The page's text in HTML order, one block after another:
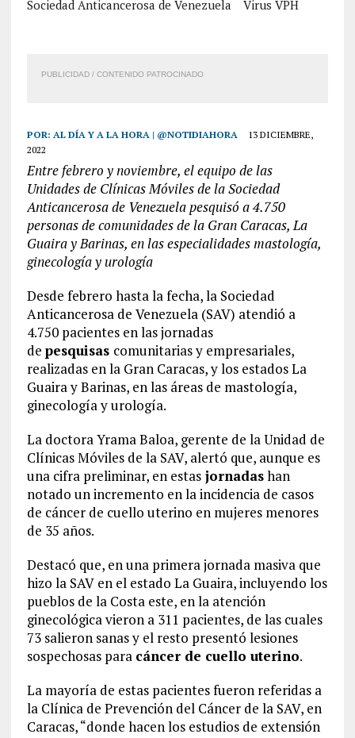
Sociedad Anticancerosa de Venezuela
Virus VPH
PUBLICIDAD / CONTENIDO PATROCINADO
POR: AL DÍA Y A LA HORA | @NOTIDIAHORA
13 DICIEMBRE,
2022
Entre febrero y noviembre, el equipo de las
Unidades de Clínicas Móviles de la Sociedad
Anticancerosa de Venezuela pesquisó a 4.750
personas de comunidades de la Gran Caracas, La
Guaira y Barinas, en las especialidades mastología,
ginecología y urología
Desde febrero hasta la fecha, la Sociedad
Anticancerosa de Venezuela (SAV) atendió a
4.750 pacientes en las jornadas
de pesquisas comunitarias y empresariales,
realizadas en la Gran Caracas, y los estados La
Guaira y Barinas, en las áreas de mastología,
ginecología y urología.
La doctora Yrama Baloa, gerente de la Unidad de
Clínicas Móviles de la SAV, alertó que, aunque es
una cifra preliminar, en estasjornadashan
notado un incremento en la incidencia de casos
de cáncer de cuello uterino en mujeres menores
de 35 años.
Destacó que, en una primera jornada masiva que
hizo la SAV en el estado La Guaira, incluyendo los
pueblos de la Costa este, en la atención
ginecológica vieron a 311 pacientes, de las cuales
73 salieron sanas y el resto presentó lesiones
sospechosas para cáncer de cuello uterino.
La mayoría de estas pacientes fueron referidas a
la Clínica de Prevención del Cáncer de la SAV, en
Caracas, “donde hacen los estudios de extensión